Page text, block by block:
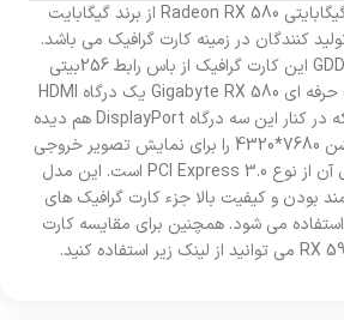
کارت گرافیک گیمینگ 8 گیگابایتی Radeon RX 580 از برند گیگابایت
کنندگان در زمینه کارت گرافیک می باشد.
حافظه‌ی 8گیگابایتی GDDR5 این کارت گرافیک از باس رابط 256بیتی
بهره می‌برد. کارت گرافیک حرفه ای Gigabyte RX 580 یک درگاه HDMI
و یک درگاه DVI-D دارد که در کنار این سه درگاه DisplayPort هم دیده
می‌شود که حداکثر رزولوشن 7680*4320 را برای نمایش تصویر خروجی
ارائه می دهد. رابط اتصال آن از نوع PCI Express 3.0 است. این مدل
بودن و کیفیت بالا جزء کارت گرافیک های
می شود. همچنین برای مقایسه کارت